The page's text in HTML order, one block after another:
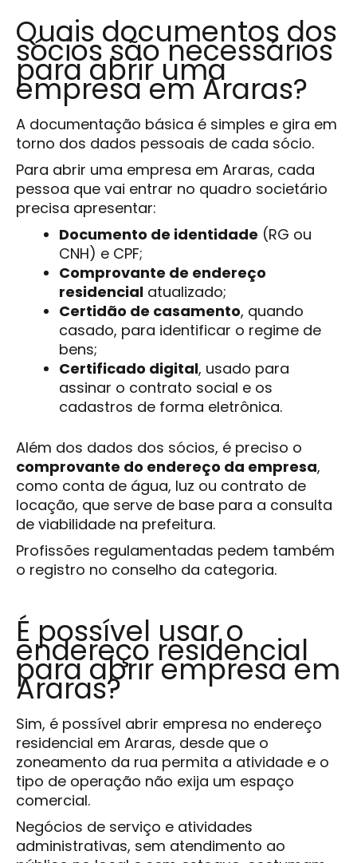
Quais documentos dos
sócios são necessários
para abrir uma
empresa em Araras?
A documentação básica é simples e gira em
torno dos dados pessoais de cada sócio.
Para abrir uma empresa em Araras, cada
pessoa que vai entrar no quadro societário
precisa apresentar:
Documento de identidade (RG ou
CNH) e CPF;
Comprovante de endereço
residencial atualizado;
Certidão de casamento, quando
casado, para identificar o regime de
bens;
Certificado digital, usado para
assinar o contrato social e os
cadastros de forma eletrônica.
Além dos dados dos sócios, é preciso o
comprovante do endereço da empresa,
como conta de água, luz ou contrato de
locação, que serve de base para a consulta
de viabilidade na prefeitura.
Profissões regulamentadas pedem também
o registro no conselho da categoria.
É possível usar o
endereço residencial
para abrir empresa em
Araras?
Sim, é possível abrir empresa no endereço
residencial em Araras, desde que o
zoneamento da rua permita a atividade e o
tipo de operação não exija um espaço
comercial.
Negócios de serviço e atividades
administrativas, sem atendimento ao